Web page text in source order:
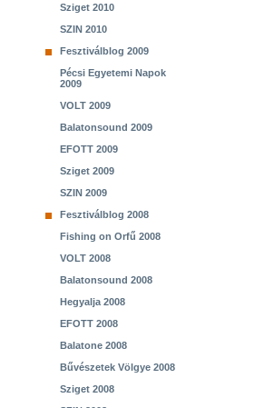
Sziget 2010
SZIN 2010
Fesztiválblog 2009
Pécsi Egyetemi Napok
2009
VOLT 2009
Balatonsound 2009
EFOTT 2009
Sziget 2009
SZIN 2009
Fesztiválblog 2008
Fishing on Orfű 2008
VOLT 2008
Balatonsound 2008
Hegyalja 2008
EFOTT 2008
Balatone 2008
Bűvészetek Völgye 2008
Sziget 2008